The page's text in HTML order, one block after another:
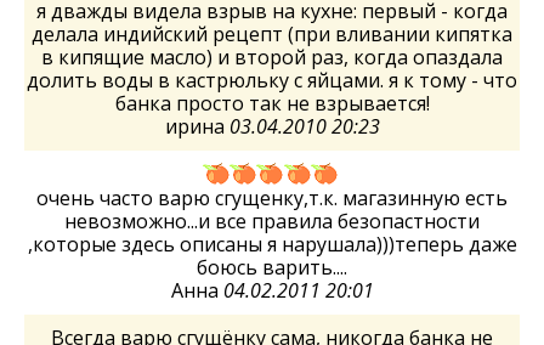
я дважды видела взрыв на кухне: первый - когда
делала индийский рецепт (при вливании кипятка
в кипящие масло) и второй раз, когда опаздала
долить воды в кастрюльку с яйцами. я к тому - что
банка просто так не взрывается!
ирина 03.04.2010 20:23
очень часто варю сгущенку,т.к. магазинную есть
невозможно...и все правила безопастности
,которые здесь описаны я нарушала)))теперь даже
боюсь варить....
Анна 04.02.2011 20:01
Всегда варю сгущёнку сама, никогда банка не